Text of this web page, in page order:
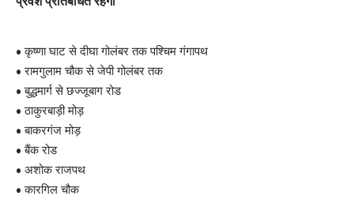
• कृष्णा घाट से दीघा गोलंबर तक पश्चिम गंगापथ
• रामगुलाम चौक से जेपी गोलंबर तक
• बुद्धमार्ग से छज्जूबाग रोड
• ठाकुरबाड़ी मोड़
• बाकरगंज मोड़
• बैंक रोड
• अशोक राजपथ
• कारगिल चौक